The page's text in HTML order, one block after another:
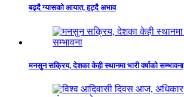
बढ्दै ग्यासको आयात, हट्दै अभाव
मनसुन सक्रिय, देशका केही स्थानमा भारी वर्षाको सम्भावना